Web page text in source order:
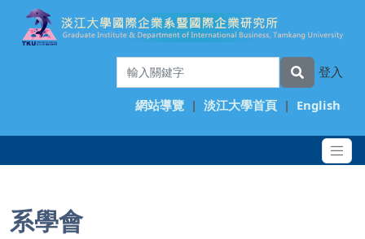
登入
網站導覽 | 淡江大學首頁 | English
系學會